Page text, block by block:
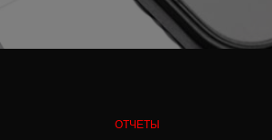
ОТЧЕТЫ